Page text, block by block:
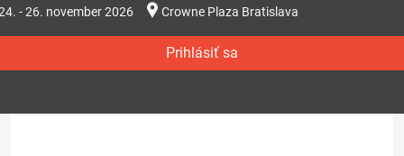
- 26. november 2026 Crowne Plaza Bratislava
Prihlásiť sa